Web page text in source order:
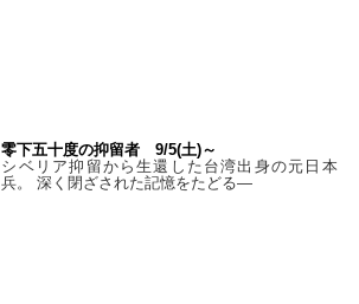
零下五十度の抑留者 9/5(土)～
シベリア抑留から生還した台湾出身の元日本
兵。 深く閉ざされた記憶をたどる—